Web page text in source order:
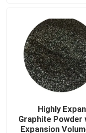
Highly
Graphite Powder
Expansion